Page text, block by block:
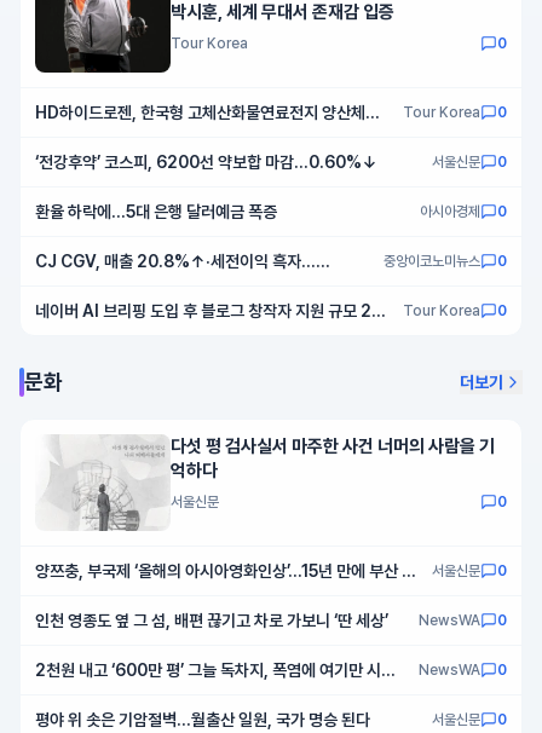
박시훈, 세계 무대서 존재감 입증
Tour Korea 0
HD하이드로젠, 한국형 고체산화물연료전지 양산체계
Tour Korea 0
‘전강후약’ 코스피, 6200선 약보합 마감…0.60%↓ 서울신문 0
환율 하락에…5대 은행 달러예금 폭증 아시아경제 0
CJ CGV, 매출 20.8%↑·세전이익 흑자…
중앙이코노미뉴스 0
네이버 AI 브리핑 도입 후 블로그 창작자 지원 규모 2배
Tour Korea 0
문화 더보기
다섯 평 검사실서 마주한 사건 너머의 사람을 기
억하다
서울신문 0
양쯔충, 부국제 ‘올해의 아시아영화인상’…15년 만에 부산 온
서울신문 0
인천 영종도 옆 그 섬, 배편 끊기고 차로 가보니 ‘딴 세상’ NewsWA 0
2천원 내고 ‘600만 평’ 그늘 독차지, 폭염에 여기만 시원
NewsWA 0
평야 위 솟은 기암절벽…월출산 일원, 국가 명승 된다 서울신문 0